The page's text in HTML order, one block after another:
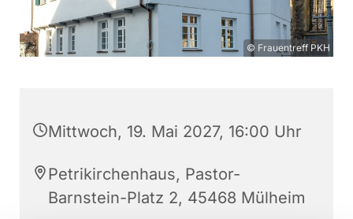
© Frauentreff PKH
Mittwoch, 19. Mai 2027, 16:00 Uhr
Petrikirchenhaus, Pastor-
Barnstein-Platz 2, 45468 Mülheim